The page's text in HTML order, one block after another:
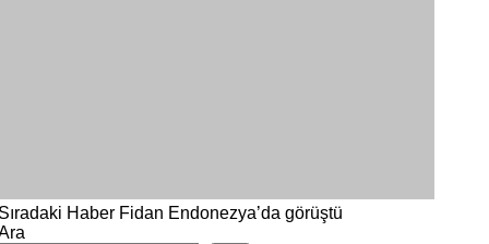
Haber Fidan Endonezya’da görüştü